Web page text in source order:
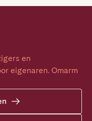
en
eigenaren. Omarm